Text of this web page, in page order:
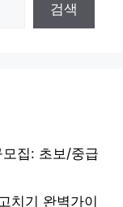
검색
집: 초보/중급
치기 완벽가이